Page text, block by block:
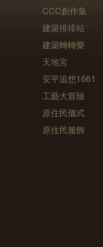
CCC創作集
建築排排站
建築轉轉樂
天地宮
安平追想1661
工藝大冒險
原住民儀式
原住民服飾